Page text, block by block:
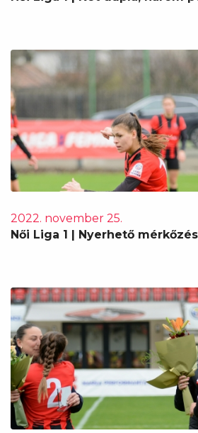
2022. november 25.
Női Liga 1 | Nyerhető